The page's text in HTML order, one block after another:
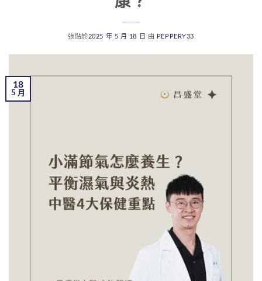
張貼於2025 年 5 月 18 日 由 PEPPERY33
18
5 月